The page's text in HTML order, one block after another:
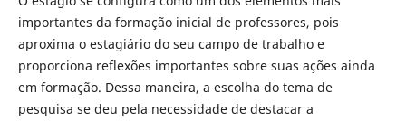
importantes da formação inicial de professores, pois
aproxima o estagiário do seu campo de trabalho e
proporciona reflexões importantes sobre suas ações ainda
em formação. Dessa maneira, a escolha do tema de
pesquisa se deu pela necessidade de destacar a